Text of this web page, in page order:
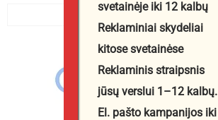
svetainėje iki 12 kalbų
Reklaminiai skydeliai
kitose svetainėse
Reklaminis straipsnis
jūsų verslui 1–12 kalbų.
El. pašto kampanijos iki